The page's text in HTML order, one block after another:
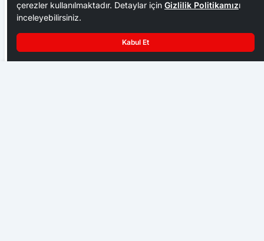
çerezler kullanılmaktadır. Detaylar için Gizlilik Politikamızı
inceleyebilirsiniz.
Kabul Et